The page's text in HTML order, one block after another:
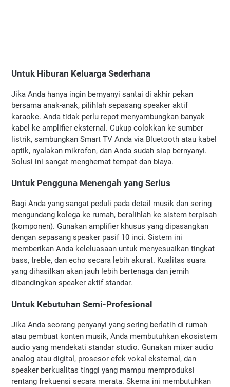
Untuk Hiburan Keluarga Sederhana
Jika Anda hanya ingin bernyanyi santai di akhir pekan
bersama anak-anak, pilihlah sepasang speaker aktif
karaoke. Anda tidak perlu repot menyambungkan banyak
kabel ke amplifier eksternal. Cukup colokkan ke sumber
listrik, sambungkan Smart TV Anda via Bluetooth atau kabel
optik, nyalakan mikrofon, dan Anda sudah siap bernyanyi.
Solusi ini sangat menghemat tempat dan biaya.
Untuk Pengguna Menengah yang Serius
Bagi Anda yang sangat peduli pada detail musik dan sering
mengundang kolega ke rumah, beralihlah ke sistem terpisah
(komponen). Gunakan amplifier khusus yang dipasangkan
dengan sepasang speaker pasif 10 inci. Sistem ini
memberikan Anda keleluasaan untuk menyesuaikan tingkat
bass, treble, dan echo secara lebih akurat. Kualitas suara
yang dihasilkan akan jauh lebih bertenaga dan jernih
dibandingkan speaker aktif standar.
Untuk Kebutuhan Semi-Profesional
Jika Anda seorang penyanyi yang sering berlatih di rumah
atau pembuat konten musik, Anda membutuhkan ekosistem
audio yang mendekati standar studio. Gunakan mixer audio
analog atau digital, prosesor efek vokal eksternal, dan
speaker berkualitas tinggi yang mampu memproduksi
rentang frekuensi secara merata. Skema ini membutuhkan